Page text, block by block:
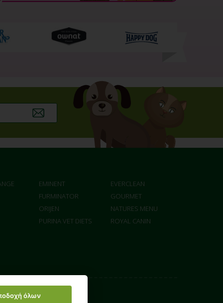
EMINENT
EVERCLEAN
FURMINATOR
GOURMET
ORIJEN
NATURES MENU
PURINA VET DIETS
ROYAL CANIN
όλων